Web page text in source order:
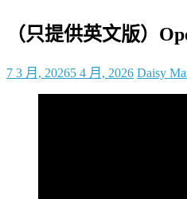
（只提供英文版）
7 3 月, 20265 4 月, 2026 Daisy